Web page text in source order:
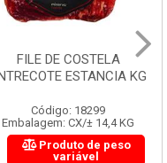
FILE DE COSTELA
Código: 18299
Embalagem: CX/± 14,4 KG
Produto de peso